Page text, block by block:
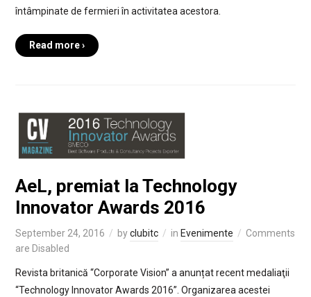
întâmpinate de fermieri în activitatea acestora.
Read more ›
AeL, premiat la Technology
Innovator Awards 2016
September 24, 2016 byclubitc in Evenimente
Comments
are Disabled
Revista britanică “Corporate Vision” a anunțat recent medaliaţii
“Technology Innovator Awards 2016”. Organizarea acestei